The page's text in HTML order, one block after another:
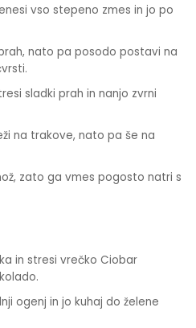
vso stepeno zmes in jo po
nato pa posodo postavi na
sladki prah in nanjo zvrni
na trakove, nato pa še na
zato ga vmes pogosto natri s
in stresi vrečko Ciobar
ogenj in jo kuhaj do želene